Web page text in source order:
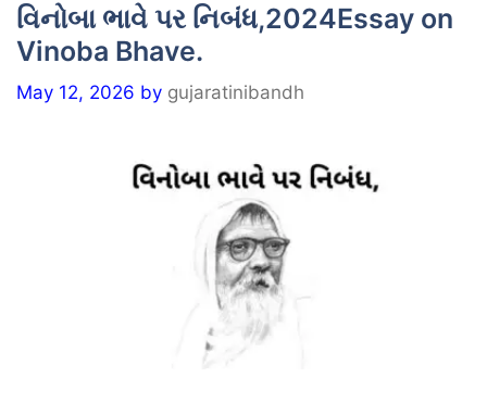
વિનોબા ભાવે પર નિબંધ,2024Essay on
Vinoba Bhave.
May 12, 2026 by gujaratinibandh